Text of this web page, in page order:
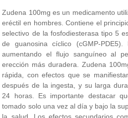
Zudena 100mg es un medicamento
eréctil en hombres. Contiene el
selectivo de la fosfodiesterasa tipo 5
de guanosina cíclico (cGMP-PDE5).
aumentando el flujo sanguíneo al
erección más duradera. Zudena
rápida, con efectos que se
después de la ingesta, y su larga
24 horas. Es importante destacar
tomado solo una vez al día y bajo la